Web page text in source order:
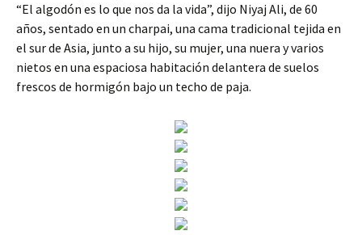
“El algodón es lo que nos da la vida”, dijo Niyaj Ali, de 60
años, sentado en un charpai, una cama tradicional tejida en
el sur de Asia, junto a su hijo, su mujer, una nuera y varios
nietos en una espaciosa habitación delantera de suelos
frescos de hormigón bajo un techo de paja.